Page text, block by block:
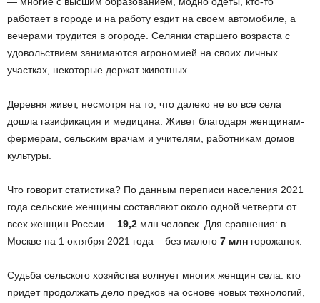
работает в городе и на работу ездит на своем автомобиле, а
вечерами трудится в огороде. Селянки старшего возраста с
удовольствием занимаются агрономией на своих личных
участках, некоторые держат животных.
Деревня живет, несмотря на то, что далеко не во все села
дошла газификация и медицина. Живет благодаря женщинам-
фермерам, сельским врачам и учителям, работникам домов
культуры.
Что говорит статистика? По данным переписи населения 2021
года сельские женщины составляют около одной четверти от
всех женщин России —19,2 млн человек. Для сравнения: в
Москве на 1 октября 2021 года – без малого 7 млн горожанок.
Судьба сельского хозяйства волнует многих женщин села: кто
придет продолжать дело предков на основе новых технологий,